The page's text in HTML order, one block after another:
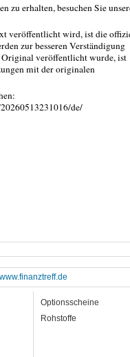
zu erhalten, besuchen Sie
veröffentlicht wird, ist die
zur besseren Verständigung
veröffentlicht wurde, ist
mit der originalen
de/
www.finanztreff.de
Optionsscheine
Rohstoffe